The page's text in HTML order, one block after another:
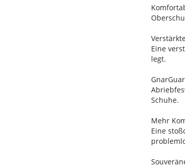
Eine
legt.
Schuhe.
Mehr
Eine